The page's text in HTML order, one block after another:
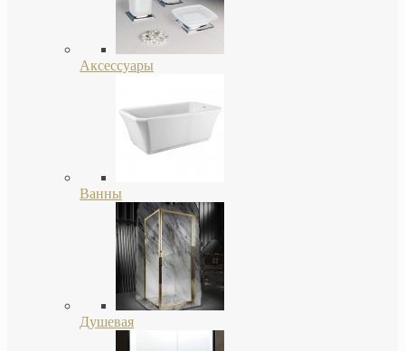
Аксессуары
Ванны
Душевая